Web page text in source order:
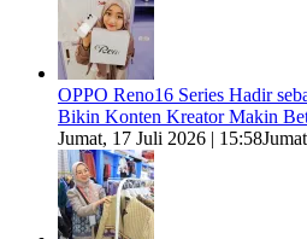
OPPO Reno16 Series Hadir
Bikin Konten Kreator Makin
Jumat, 17 Juli 2026 | 15:58